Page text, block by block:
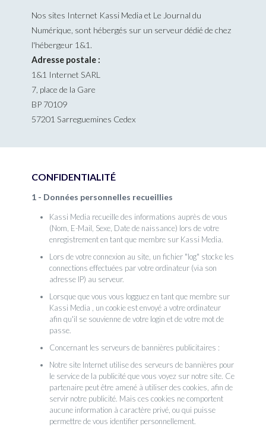
Nos sites Internet Kassi Media et Le Journal du
Numérique, sont hébergés sur un serveur dédié de chez
l'hébergeur 1&1.
Adresse postale :
1&1 Internet SARL
7, place de la Gare
BP 70109
57201 Sarreguemines Cedex
CONFIDENTIALITÉ
1 - Données personnelles recueillies
Kassi Media recueille des informations auprès de vous
(Nom, E-Mail, Sexe, Date de naissance) lors de votre
enregistrement en tant que membre sur Kassi Media.
Lors de votre connexion au site, un fichier "log" stocke les
connections effectuées par votre ordinateur (via son
adresse IP) au serveur.
Lorsque que vous vous logguez en tant que membre sur
Kassi Media , un cookie est envoyé a votre ordinateur
afin qu'il se souvienne de votre login et de votre mot de
passe.
Concernant les serveurs de bannières publicitaires :
Notre site Internet utilise des serveurs de bannières pour
le service de la publicité que vous voyez sur notre site. Ce
partenaire peut être amené à utiliser des cookies, afin de
servir notre publicité. Mais ces cookies ne comportent
aucune information à caractère privé, ou qui puisse
permettre de vous identifier personnellement.